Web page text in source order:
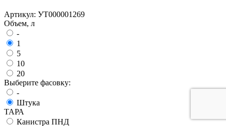
Артикул: УТ000001269
Объем, л
-
1
5
10
20
Выберите фасовку:
-
Штука
ТАРА
Канистра ПНД